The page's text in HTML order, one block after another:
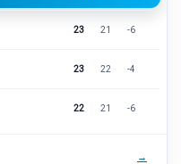
23 21 -6
23 22 -4
22 21 -6
→